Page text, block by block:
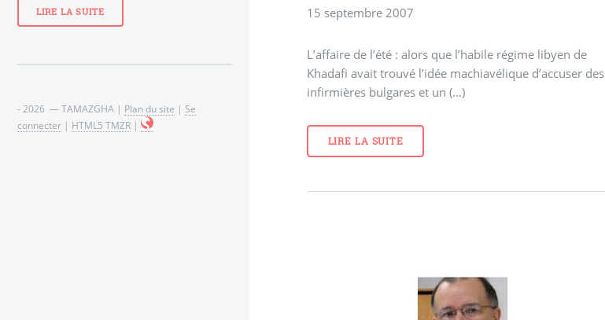
15 septembre 2007
L’affaire de l’été : alors que l’habile régime libyen de
Khadafi avait trouvé l’idée machiavélique d’accuser des
infirmières bulgares et un (…)
LIRE LA SUITE
LIRE LA SUITE
- 2026 — TAMAZGHA | Plan du site | Se
connecter | HTML5 TMZR |